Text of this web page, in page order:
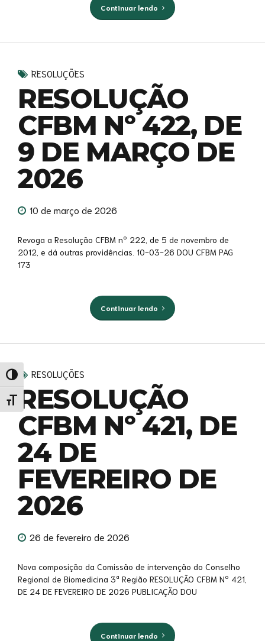
Alternar alto contraste
Alternar tamanho da fonte
Continuar lendo
RESOLUÇÕES
RESOLUÇÃO
CFBM Nº 422, DE
9 DE MARÇO DE
2026
10 de março de 2026
Revoga a Resolução CFBM nº 222, de 5 de novembro de
2012, e dá outras providências. 10-03-26 DOU CFBM PAG
173
Continuar lendo
RESOLUÇÕES
RESOLUÇÃO
CFBM Nº 421, DE
24 DE
FEVEREIRO DE
2026
26 de fevereiro de 2026
Nova composição da Comissão de intervenção do Conselho
Regional de Biomedicina 3ª Região RESOLUÇÃO CFBM Nº 421,
DE 24 DE FEVEREIRO DE 2026 PUBLICAÇÃO DOU
Continuar lendo